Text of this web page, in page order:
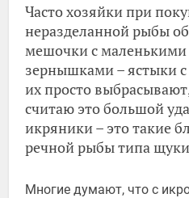
Часто хозяйки при
неразделанной рыбы
мешочки с
зернышками – ястыки
их просто
считаю это большой
икряники – это такие
речной рыбы типа
Многие думают, что с